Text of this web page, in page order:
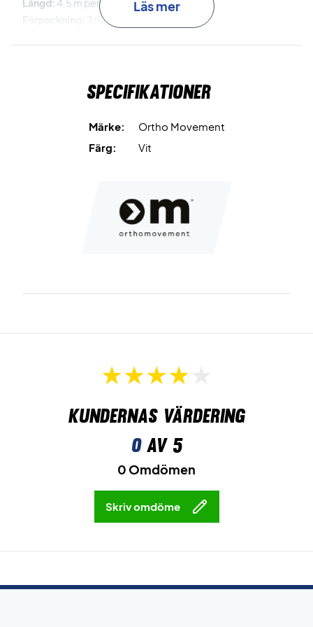
Längd: 4,5 m per rulle
3 rullar
Läs mer
Specifikationer
Märke:
Ortho Movement
Färg:
Vit
Kundernas värdering
0av 5
0 Omdömen
Skriv omdöme